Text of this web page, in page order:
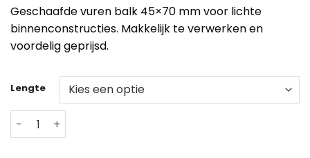
Geschaafde vuren balk 45×70 mm voor lichte
binnenconstructies. Makkelijk te verwerken en
voordelig geprijsd.
Lengte
Blanke balk - Vuren - 45 x 70 mm aantal